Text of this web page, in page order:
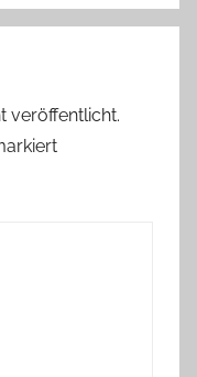
veröffentlicht.